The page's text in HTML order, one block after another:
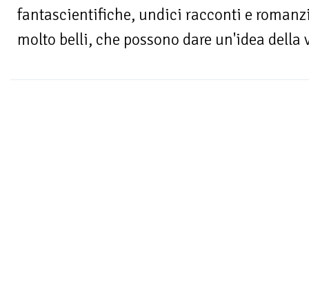
fantascientifiche, undici racconti e
molto belli, che possono dare un'idea della